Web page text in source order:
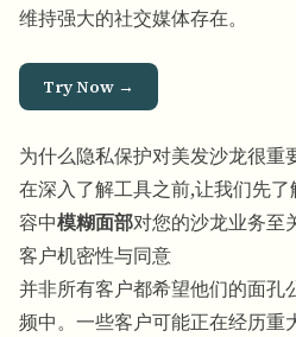
维持强大的社交媒体存在。
Try Now →
为什么隐私保护对美发沙龙很重
在深入了解工具之前,让我们先
容中模糊面部对您的沙龙业务至
客户机密性与同意
并非所有客户都希望他们的面孔
频中。一些客户可能正在经历重